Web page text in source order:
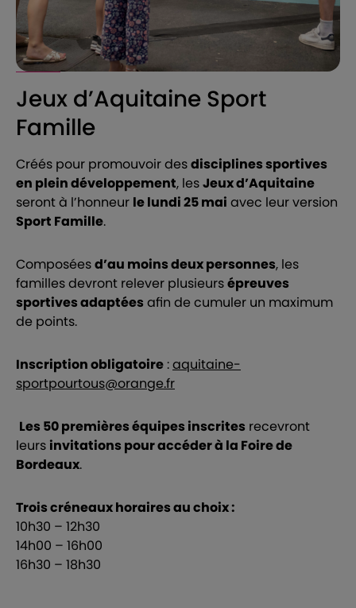
Jeux d’Aquitaine Sport
Famille
Créés pour promouvoir desdisciplines sportives
en plein développement, lesJeux d’Aquitaine
seront à l’honneur le lundi 25 mai avec leur version
Sport Famille.
Composéesd’au moins deux personnes, les
familles devront relever plusieursépreuves
sportives adaptées afin de cumuler un maximum
de points.
Inscription obligatoire :aquitaine-
sportpourtous@orange.fr
Les 50 premières équipes inscrites recevront
leurs invitations pour accéder à la Foire de
Bordeaux.
Trois créneaux horaires au choix :
10h30 – 12h30
14h00 – 16h00
16h30 – 18h30